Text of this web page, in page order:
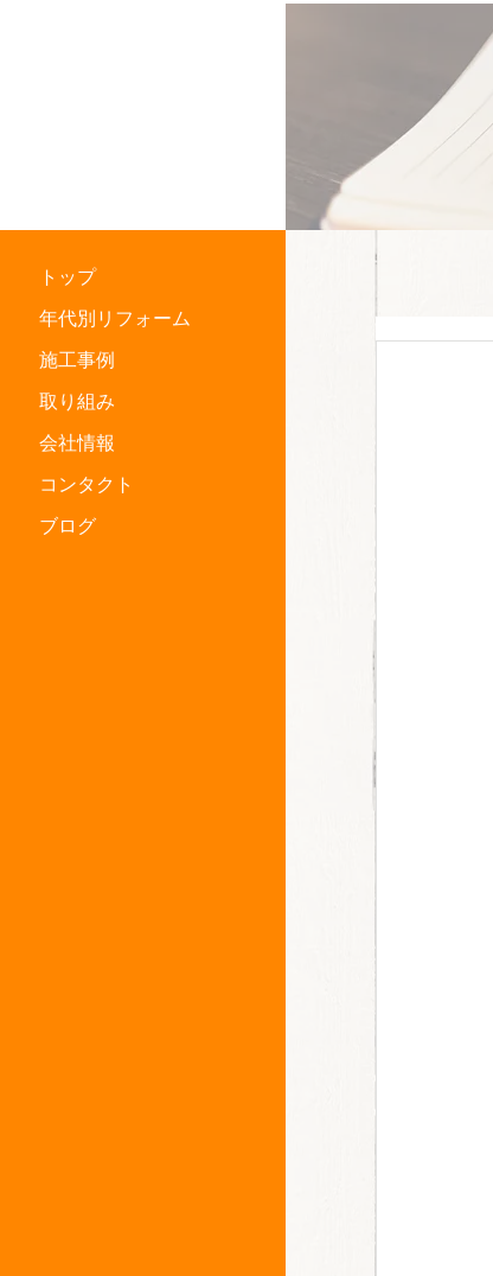
トップ
年代別リフォーム
施工事例
取り組み
会社情報
コンタクト
ブログ